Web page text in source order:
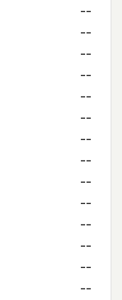
--
--
--
--
--
--
--
--
--
--
--
--
--
--